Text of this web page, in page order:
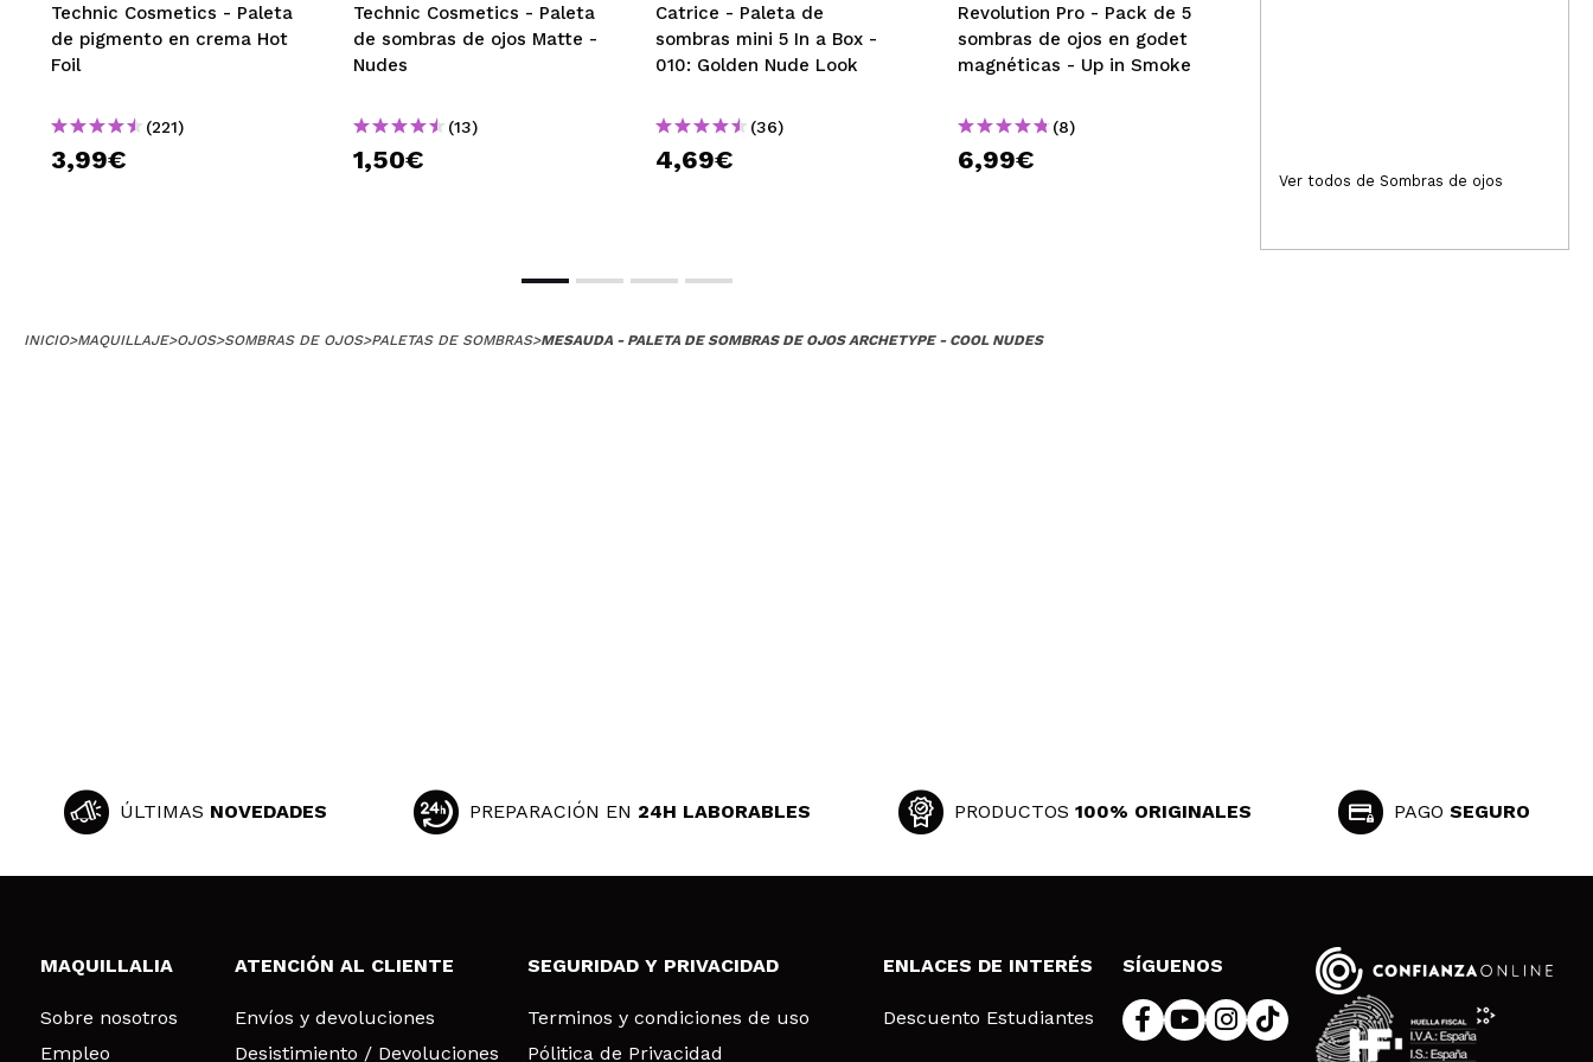
¿Recomendarías su compra?
Opinión verificada |Hace 4 meses
Technic Cosmetics - Paleta
de pigmento en crema Hot
Foil
(221)
3,99€
Technic Cosmetics - Paleta
de sombras de ojos Matte -
Nudes
(13)
1,50€
Catrice - Paleta de
sombras mini 5 In a Box -
010: Golden Nude Look
(36)
4,69€
Revolution Pro - Pack de 5
sombras de ojos en godet
magnéticas - Up in Smoke
(8)
6,99€
Ver todos de Sombras de ojos
INICIO>MAQUILLAJE>OJOS>SOMBRAS DE OJOS>PALETAS DE SOMBRAS>MESAUDA - PALETA DE SOMBRAS DE OJOS ARCHETYPE - COOL NUDES
ÚLTIMAS NOVEDADES PREPARACIÓN EN 24H LABORABLES PRODUCTOS 100% ORIGINALES PAGO SEGURO
MAQUILLALIA
Sobre nosotros
Empleo
ATENCIÓN AL CLIENTE
Envíos y devoluciones
Desistimiento / Devoluciones
SEGURIDAD Y PRIVACIDAD
Terminos y condiciones de uso
Pólitica de Privacidad
ENLACES DE INTERÉS
Descuento Estudiantes
SÍGUENOS